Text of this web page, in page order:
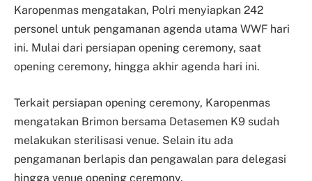
Karopenmas mengatakan, Polri menyiapkan 242
personel untuk pengamanan agenda utama WWF hari
ini. Mulai dari persiapan opening ceremony, saat
opening ceremony, hingga akhir agenda hari ini.
Terkait persiapan opening ceremony, Karopenmas
mengatakan Brimon bersama Detasemen K9 sudah
melakukan sterilisasi venue. Selain itu ada
pengamanan berlapis dan pengawalan para delegasi
hingga venue opening ceremony.